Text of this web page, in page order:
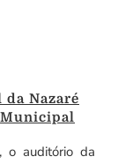
Nazaré
o auditório da